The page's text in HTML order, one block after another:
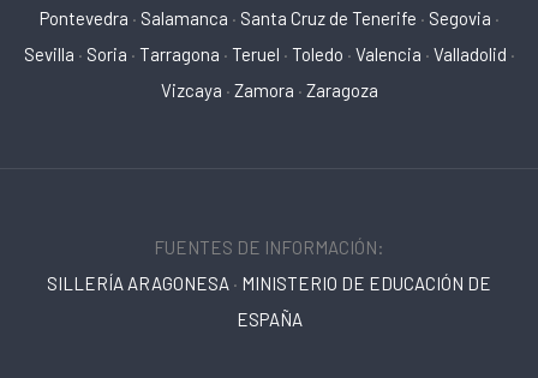
Pontevedra · Salamanca · Santa Cruz de Tenerife · Segovia ·
Sevilla · Soria · Tarragona · Teruel · Toledo · Valencia · Valladolid ·
Vizcaya · Zamora · Zaragoza
FUENTES DE INFORMACIÓN:
SILLERÍA ARAGONESA · MINISTERIO DE EDUCACIÓN DE
ESPAÑA